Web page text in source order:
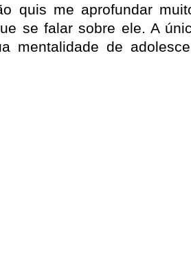
quis me aprofundar
se falar sobre ele. A
mentalidade de